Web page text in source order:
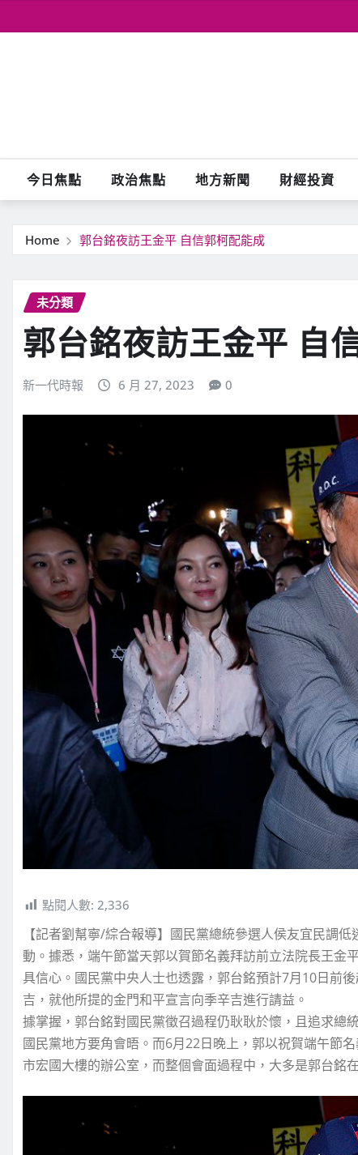
to
今日焦點 政治焦點 地方新聞 財經投資
Home 郭台銘夜訪王金平 自信郭柯配能成
未分類
郭台銘夜訪王金平 自
新一代時報 6 月 27, 2023 0
點閱人數: 2,336
【記者劉幫寧/綜合報導】國民黨總統參選人侯友宜民調
動。據悉，端午節當天郭以賀節名義拜訪前立法院長王金
具信心。國民黨中央人士也透露，郭台銘預計7月10日前
吉，就他所提的金門和平宣言向季辛吉進行請益。
據掌握，郭台銘對國民黨徵召過程仍耿耿於懷，且追求總
國民黨地方要角會晤。而6月22日晚上，郭以祝賀端午節
市宏國大樓的辦公室，而整個會面過程中，大多是郭台銘